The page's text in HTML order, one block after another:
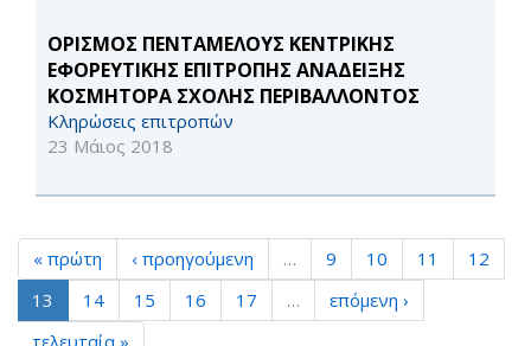
ΟΡΙΣΜΟΣ ΠΕΝΤΑΜΕΛΟΥΣ ΚΕΝΤΡΙΚΗΣ
ΕΦΟΡΕΥΤΙΚΗΣ ΕΠΙΤΡΟΠΗΣ ΑΝΑΔΕΙΞΗΣ
ΚΟΣΜΗΤΟΡΑ ΣΧΟΛΗΣ ΠΕΡΙΒΑΛΛΟΝΤΟΣ
Κληρώσεις επιτροπών
23 Μάιος 2018
« πρώτη ‹ προηγούμενη … 9 10 11
12
13
14 15 16 17 …
επόμενη ›